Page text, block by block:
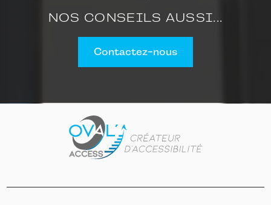
NOS CONSEILS AUSSI...
Contactez-nous